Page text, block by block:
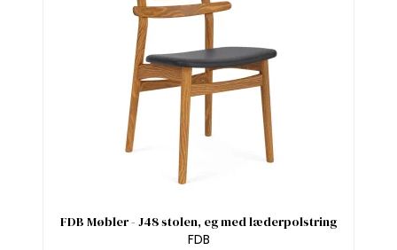
FDB Møbler - J48 stolen, eg med læderpolstring
FDB